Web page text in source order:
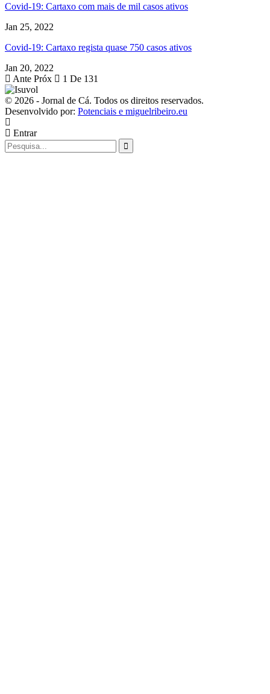
Covid-19: Cartaxo com mais de mil casos ativos
Jan 25, 2022
Covid-19: Cartaxo regista quase 750 casos ativos
Jan 20, 2022
Ante Próx 1 De 131
© 2026 - Jornal de Cá. Todos os direitos reservados.
Desenvolvido por: Potenciais e miguelribeiro.eu
Entrar